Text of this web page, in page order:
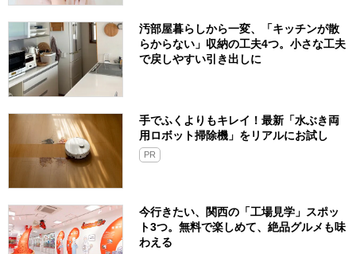
汚部屋暮らしから一変、「キッチンが散
らからない」収納の工夫4つ。小さな工夫
で戻しやすい引き出しに
手でふくよりもキレイ！最新「水ぶき両
用ロボット掃除機」をリアルにお試し
PR
今行きたい、関西の「工場見学」スポッ
ト3つ。無料で楽しめて、絶品グルメも味
わえる